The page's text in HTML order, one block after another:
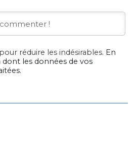
réduire les indésirables. En
dont les données de vos
.